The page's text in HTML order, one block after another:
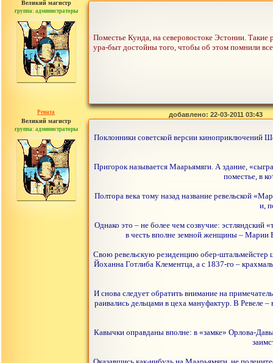
Великий магистр
группа: администраторы
сообщений: 30442
Поместье Кунда, на северовостоке Эстонии.
ура-быт достойны того, чтобы об этом помнили
Рената
Великий магистр
группа: администраторы
сообщений: 30442
добавлено: 22-03-2011 03:43
Поклонники советской версии киноприключений
Пригорок называется Маарьямяги. А здание,
поместье, в
Полтора века тому назад название ревельской
и,
Однако это – не более чем созвучие: эстляндский
в честь вполне земной женщины – Марии
Свою ревельскую резиденцию обер-штальмейстер
Йоханна Готлиба Клементца, а с 1837-го –
И снова следует обратить внимание на
раивались дельцами в цеха мануфактур. В Ревеле
Кавычки оправданы вполне: в «замке» Орлова-